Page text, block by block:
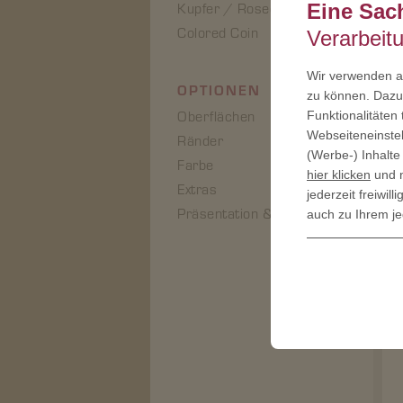
Kupfer / Rosegold
Colored Coin
OPTIONEN
Oberflächen
Ränder
Farbe
Extras
Präsentation & Verpackung
Eine
Wir verwenden
zu können.
Funktionalitäten
(Werbe-)
hier klicken und
jederzeit
auch zu Ihrem